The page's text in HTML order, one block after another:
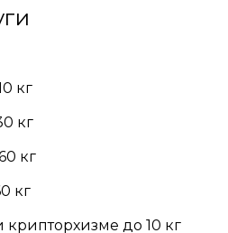
кг
кг
кг
кг
до 10 кг